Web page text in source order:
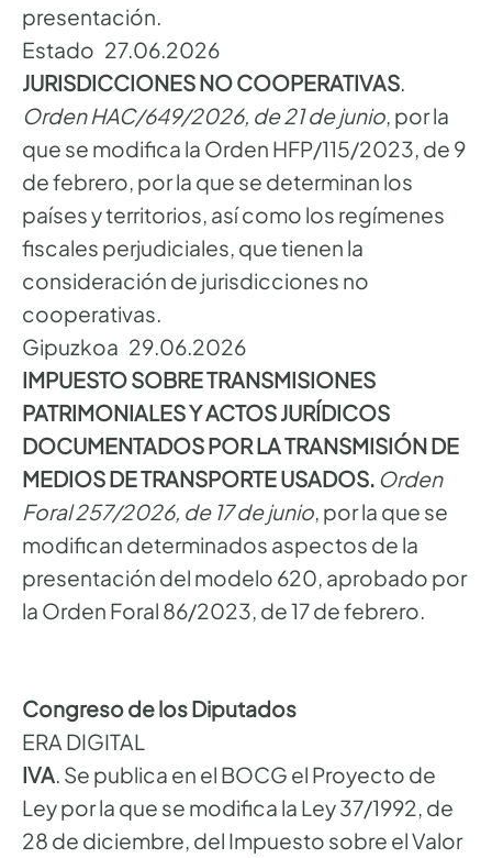
presentación.
Estado 27.06.2026
JURISDICCIONES NO COOPERATIVAS.
Orden HAC/649/2026, de 21 de junio, por la
que se modifica la Orden HFP/115/2023, de 9
de febrero, por la que se determinan los
países y territorios, así como los regímenes
fiscales perjudiciales, que tienen la
consideración de jurisdicciones no
cooperativas.
Gipuzkoa 29.06.2026
IMPUESTO SOBRE TRANSMISIONES
PATRIMONIALES Y ACTOS JURÍDICOS
DOCUMENTADOS POR LA TRANSMISIÓN DE
MEDIOS DE TRANSPORTE USADOS. Orden
Foral 257/2026, de 17 de junio, por la que se
modifican determinados aspectos de la
presentación del modelo 620, aprobado por
la Orden Foral 86/2023, de 17 de febrero.
Congreso de los Diputados
ERA DIGITAL
IVA. Se publica en el BOCG el Proyecto de
Ley por la que se modifica la Ley 37/1992, de
28 de diciembre, del Impuesto sobre el Valor